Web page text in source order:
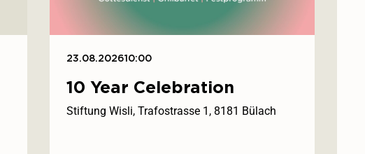
23.08.202610:00
10 Year Celebration
Stiftung Wisli, Trafostrasse 1, 8181 Bülach